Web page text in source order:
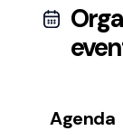
Agenda